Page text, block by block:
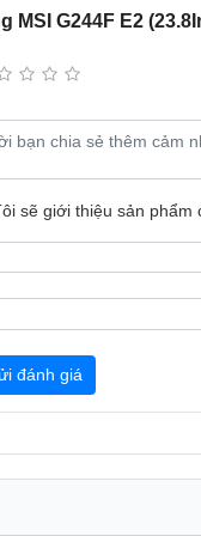
màn hình MSI
mái chơi game, làm
G244F E2
sẽ giới thiệu sản phẩm
đánh giá